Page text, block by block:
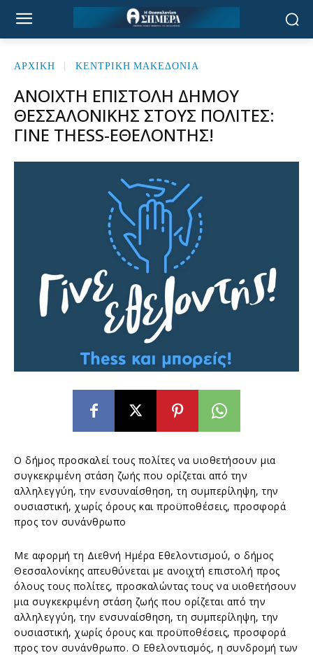
ΑΡΧΙΚΉ ΚΕΝΤΡΙΚΗ ΜΑΚΕΔΟΝΙΑ
ΑΝΟΙΧΤΉ ΕΠΙΣΤΟΛΉ ΔΉΜΟΥ
ΘΕΣΣΑΛΟΝΊΚΗΣ ΣΤΟΥΣ ΠΟΛΊΤΕΣ:
ΓΊΝΕ THESS-ΕΘΕΛΟΝΤΉΣ!
Ο δήμος προσκαλεί τους πολίτες να υιοθετήσουν μια
συγκεκριμένη στάση ζωής που ορίζεται από την
αλληλεγγύη, την ενσυναίσθηση, τη συμπερίληψη, την
ουσιαστική, χωρίς όρους και προϋποθέσεις, προσφορά
προς τον συνάνθρωπο
Με αφορμή τη Διεθνή Ημέρα Εθελοντισμού, o δήμος
Θεσσαλονίκης απευθύνεται με ανοιχτή επιστολή προς
όλους τους πολίτες, προσκαλώντας τους να υιοθετήσουν
μια συγκεκριμένη στάση ζωής που ορίζεται από την
αλληλεγγύη, την ενσυναίσθηση, τη συμπερίληψη, την
ουσιαστική, χωρίς όρους και προϋποθέσεις, προσφορά
προς τον συνάνθρωπο. O Εθελοντισμός, η συνδρομή των